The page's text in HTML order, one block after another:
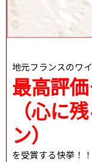
地元フランスのワ
最高評
（心に
ン）
を受賞する快挙！！